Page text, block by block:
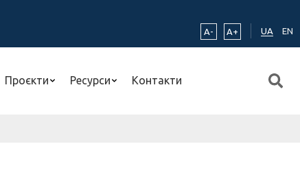
A-
A+ UA EN
Проєкти Ресурси Контакти